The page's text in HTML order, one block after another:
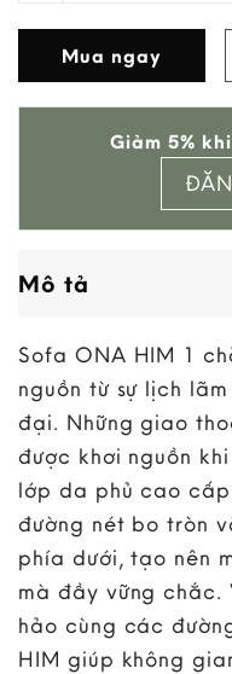
Mua ngay
Giảm 5%
Mô tả
Sofa ONA HIM 1
nguồn từ sự lịch
đại. Những giao
được khơi nguồn
lớp da phủ cao
đường nét bo tròn
phía dưới, tạo nên
mà đầy vững chắc.
hảo cùng các
HIM giúp không